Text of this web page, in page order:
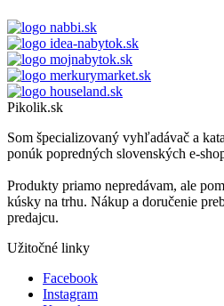
Pikolik.sk
Som špecializovaný vyhľadávač a
ponúk popredných slovenských e-
Produkty priamo nepredávam, ale
kúsky na trhu. Nákup a doručenie
predajcu.
Užitočné linky
Facebook
Instagram